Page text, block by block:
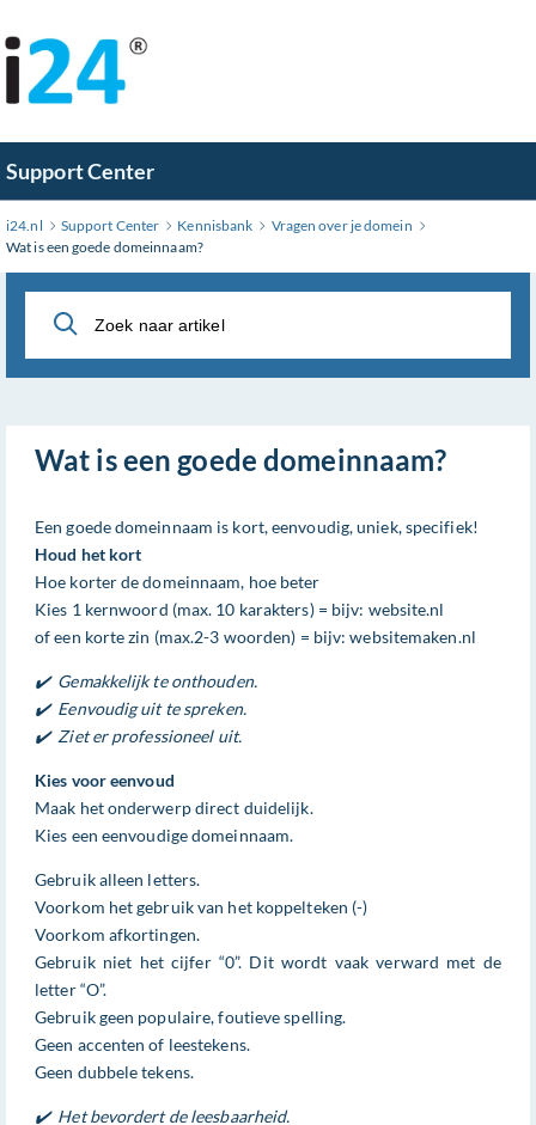
naar
hoofdinhoud
Support Center
i24.nl Support Center Kennisbank
Vragen over je domein
Wat is een goede domeinnaam?
Wat is een goede domeinnaam?
Een goede domeinnaam is kort, eenvoudig, uniek, specifiek!
Houd het kort
Hoe korter de domeinnaam, hoe beter
Kies 1 kernwoord (max. 10 karakters) = bijv: website.nl
of een korte zin (max.2-3 woorden) = bijv: websitemaken.nl
✔️ Gemakkelijk te onthouden.
✔️ Eenvoudig uit te spreken.
✔️ Ziet er professioneel uit.
Kies voor eenvoud
Maak het onderwerp direct duidelijk.
Kies een eenvoudige domeinnaam.
Gebruik alleen letters.
Voorkom het gebruik van het koppelteken (-)
Voorkom afkortingen.
Gebruik niet het cijfer “0”. Dit wordt vaak verward met de
letter “O”.
Gebruik geen populaire, foutieve spelling.
Geen accenten of leestekens.
Geen dubbele tekens.
✔️ Het bevordert de leesbaarheid.